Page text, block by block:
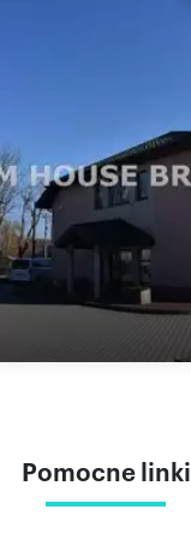
Pomocne linki